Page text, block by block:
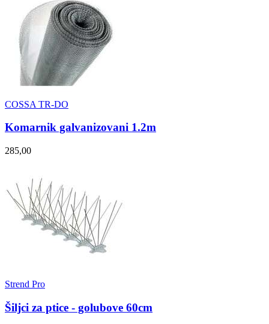
COSSA TR-DO
Komarnik galvanizovani 1.2m
285,00
Strend Pro
Šiljci za ptice - golubove 60cm